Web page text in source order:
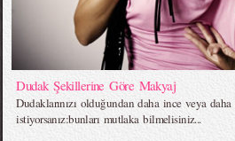
Dudak Şekillerine Göre Makyaj
Dudaklarınızı olduğundan daha ince veya
istiyorsanız:bunları mutlaka bilmelisiniz...